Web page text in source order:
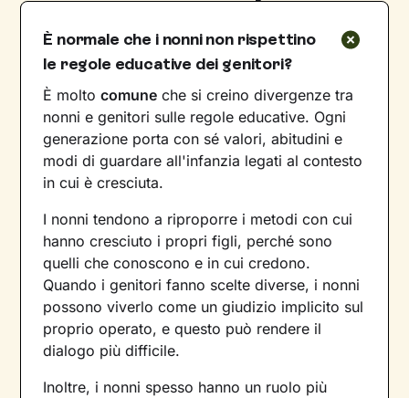
È normale che i nonni non rispettino
le regole educative dei genitori?
È moltocomune che si creino divergenze tra
nonni e genitori sulle regole educative. Ogni
generazione porta con sé valori, abitudini e
modi di guardare all'infanzia legati al contesto
in cui è cresciuta.
I nonni tendono a riproporre i metodi con cui
hanno cresciuto i propri figli, perché sono
quelli che conoscono e in cui credono.
Quando i genitori fanno scelte diverse, i nonni
possono viverlo come un giudizio implicito sul
proprio operato, e questo può rendere il
dialogo più difficile.
Inoltre, i nonni spesso hanno un ruolo più